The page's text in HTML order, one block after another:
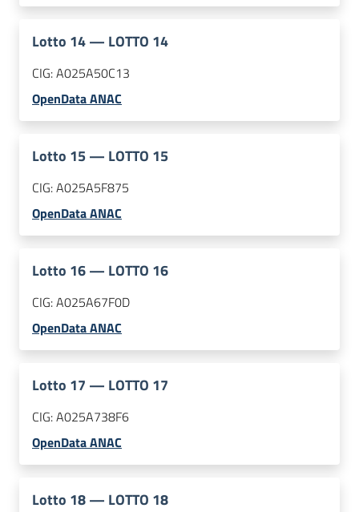
Lotto 14— LOTTO 14
CIG:A025A50C13
OpenData ANAC
Lotto 15— LOTTO 15
CIG:A025A5F875
OpenData ANAC
Lotto 16— LOTTO 16
CIG:A025A67F0D
OpenData ANAC
Lotto 17 — LOTTO 17
CIG:A025A738F6
OpenData ANAC
Lotto 18— LOTTO 18